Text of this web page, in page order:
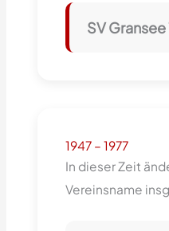
SV
1947 – 1977
In dieser Zeit
Vereinsname